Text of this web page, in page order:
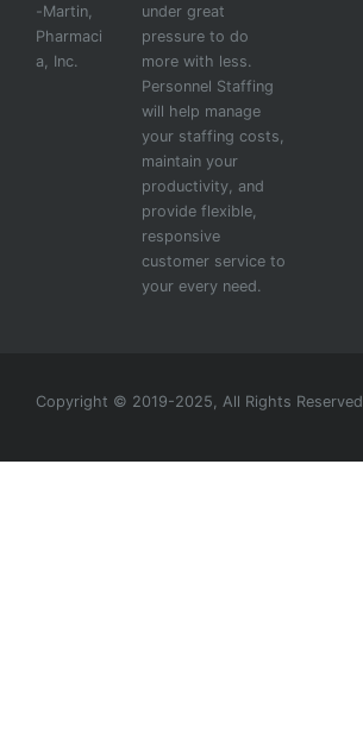
-Martin,
Pharmaci
a, Inc.
under great
pressure to do
more with less.
Personnel Staffing
will help manage
your staffing costs,
maintain your
productivity, and
provide flexible,
responsive
customer service to
your every need.
Copyright © 2019-2025, All Rights Reserved